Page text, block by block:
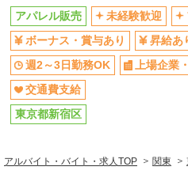
靴・シューズシ
時給1,250円〜1,300円 試
円〜1,290円（試
る
東京都新宿
キープ
靴・シューズシ
上場企業・上場企業のグループ会
社
アパレル販売 未経験歓迎
ボーナス・賞与あり
昇給あ
週2～3日勤務OK
上場企業
交通費支給
東京都新宿区
アルバイト・バイト・求人TOP 関東